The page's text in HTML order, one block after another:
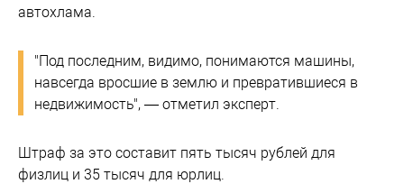
автохлама.
"Под последним, видимо, понимаются машины,
навсегда вросшие в землю и превратившиеся в
недвижимость", — отметил эксперт.
Штраф за это составит пять тысяч рублей для
физлиц и 35 тысяч для юрлиц.